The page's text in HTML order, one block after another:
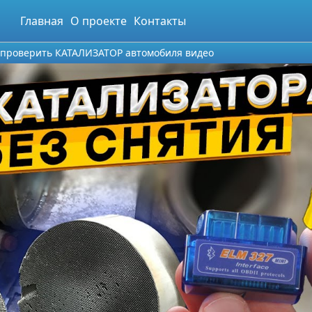
Главная О проекте Контакты
КАТАЛИЗАТОР автомобиля видео